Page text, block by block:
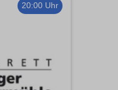
20:00 Uhr